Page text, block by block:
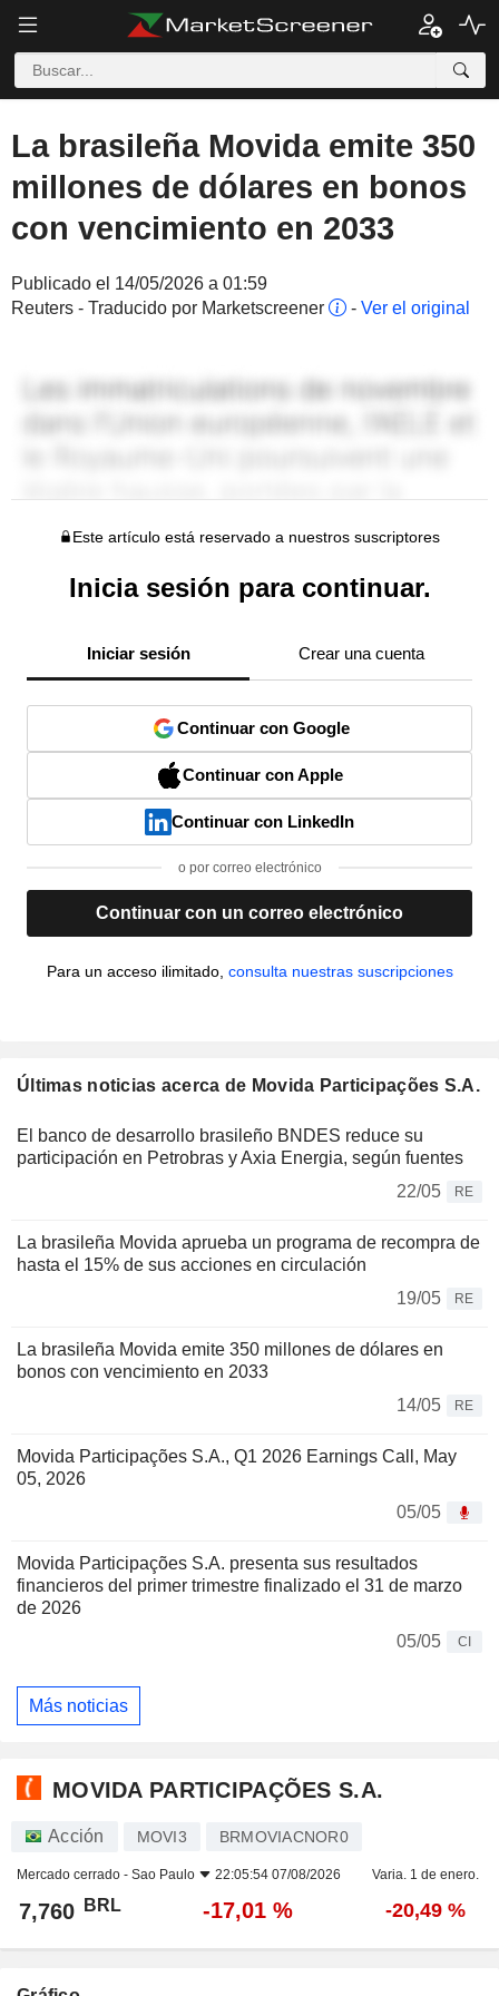
La brasileña Movida emite 350
millones de dólares en bonos
con vencimiento en 2033
Publicado el 14/05/2026 a 01:59
Reuters - Traducido por Marketscreener
- Ver el original
Este artículo está reservado a nuestros suscriptores
Inicia sesión para continuar.
Iniciar sesión Crear una cuenta
Continuar con Google
Continuar con Apple
Continuar con LinkedIn
o por correo electrónico
Continuar con un correo electrónico
Para un acceso ilimitado, consulta nuestras suscripciones
Últimas noticias acerca de Movida Participações S.A.
El banco de desarrollo brasileño BNDES reduce su
participación en Petrobras y Axia Energia, según fuentes
22/05
RE
La brasileña Movida aprueba un programa de recompra de
hasta el 15% de sus acciones en circulación
19/05
RE
La brasileña Movida emite 350 millones de dólares en
bonos con vencimiento en 2033
14/05
RE
Movida Participações S.A., Q1 2026 Earnings Call, May
05, 2026
05/05
Movida Participações S.A. presenta sus resultados
financieros del primer trimestre finalizado el 31 de marzo
de 2026
05/05
CI
Más noticias
MOVIDA PARTICIPAÇÕES S.A.
Acción MOVI3 BRMOVIACNOR0
Mercado cerrado - Sao Paulo 22:05:54 07/08/2026 Varia. 1 de enero.
7,760 BRL -17,01 % -20,49 %